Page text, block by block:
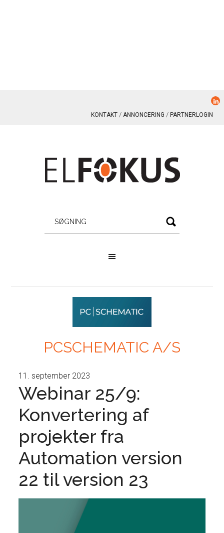
KONTAKT ANNONCERING PARTNERLOGIN
PCSCHEMATIC A/S
11. september 2023
Webinar 25/9:
Konvertering af
projekter fra
Automation version
22 til version 23